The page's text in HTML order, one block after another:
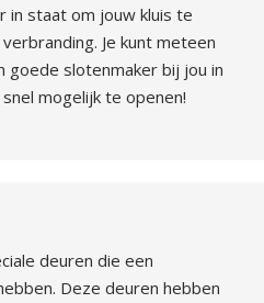
staat om jouw kluis te
Je kunt meteen
goede slotenmaker bij jou in
mogelijk te openen!
deuren die een
Deze deuren hebben